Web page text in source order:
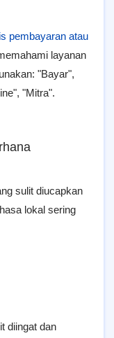
pembayaran atau
layanan
"Bayar",
"Mitra".
sulit diucapkan
lokal sering
diingat dan